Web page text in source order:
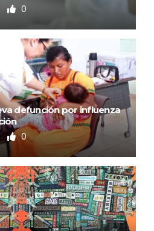
0
defunción por influenza
0